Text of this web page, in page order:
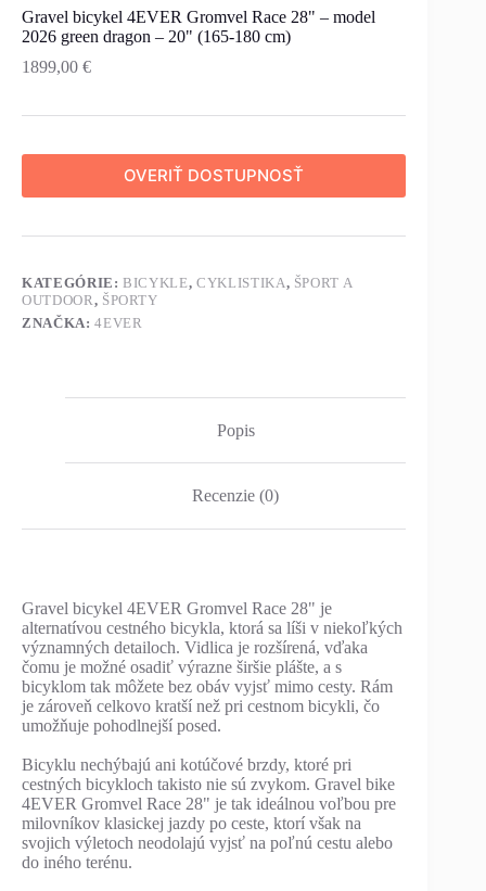
Gravel bicykel 4EVER Gromvel Race 28" – model
2026 green dragon – 20" (165-180 cm)
1899,00 €
OVERIŤ DOSTUPNOSŤ
KATEGÓRIE:BICYKLE,CYKLISTIKA, ŠPORT A
OUTDOOR , ŠPORTY
ZNAČKA:4EVER
Popis
Recenzie (0)
Gravel bicykel 4EVER Gromvel Race 28" je
alternatívou cestného bicykla, ktorá sa líši v niekoľkých
významných detailoch. Vidlica je rozšírená, vďaka
čomu je možné osadiť výrazne širšie plášte, a s
bicyklom tak môžete bez obáv vyjsť mimo cesty. Rám
je zároveň celkovo kratší než pri cestnom bicykli, čo
umožňuje pohodlnejší posed.
Bicyklu nechýbajú ani kotúčové brzdy, ktoré pri
cestných bicykloch takisto nie sú zvykom. Gravel bike
4EVER Gromvel Race 28" je tak ideálnou voľbou pre
milovníkov klasickej jazdy po ceste, ktorí však na
svojich výletoch neodolajú vyjsť na poľnú cestu alebo
do iného terénu.